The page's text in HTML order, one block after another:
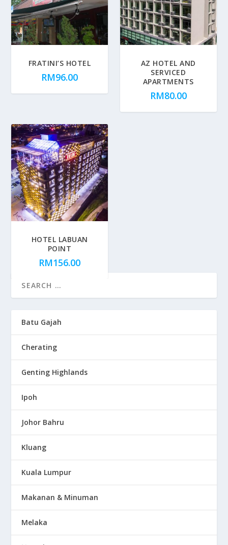
FRATINI’S HOTEL
RM96.00
AZ HOTEL AND
SERVICED
APARTMENTS
RM80.00
HOTEL LABUAN
POINT
RM156.00
Batu Gajah
Cherating
Genting Highlands
Ipoh
Johor Bahru
Kluang
Kuala Lumpur
Makanan & Minuman
Melaka